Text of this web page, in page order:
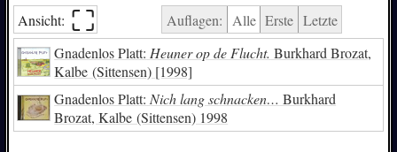
Ansicht: ⛶︎ Auflagen: Alle Erste Letzte
Gnadenlos Platt: Heuner op de Flucht. Burkhard Brozat,
Kalbe (Sittensen) [1998]
Gnadenlos Platt: Nich lang schnacken… Burkhard
Brozat, Kalbe (Sittensen) 1998